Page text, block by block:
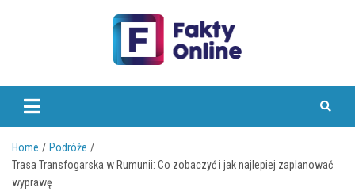
faktyonline.pl
Home
Podróże
Trasa Transfogarska w Rumunii: Co zobaczyć i jak najlepiej zaplanować
wyprawę